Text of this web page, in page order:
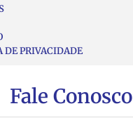
DE PRIVACIDADE
Fale Conosco